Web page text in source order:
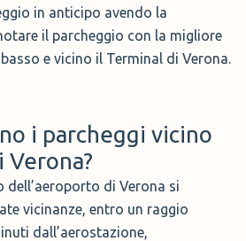
in anticipo avendo la
il parcheggio con la migliore
e vicino il Terminal di Verona.
i parcheggi vicino
dell’aeroporto di Verona si
vicinanze, entro un raggio
dall’aerostazione,